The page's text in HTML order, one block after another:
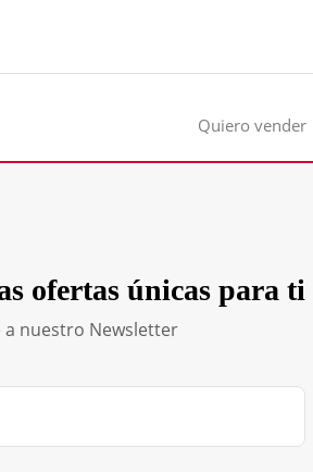
Quiero vender
ofertas únicas para ti
a nuestro Newsletter